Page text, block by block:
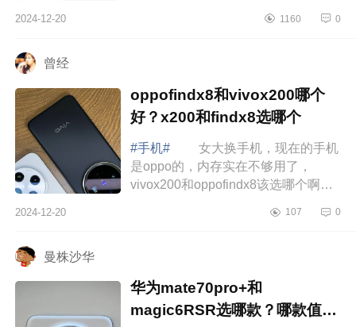
吗 真我gt7pro测评怎么样 十
2024-12-20 1160 0
曾经
oppofindx8和vivox200哪个
好？x200和findx8选哪个
#手机#
女大换手机，现在的手机
是oppo的，内存实在不够用了，
vivox200和oppofindx8该选哪个啊，
oppofindx8和vivox200哪个好？x200
2024-12-20 107 0
曼株沙华
华为mate70pro+和
magic6RSR选哪款？哪款值得